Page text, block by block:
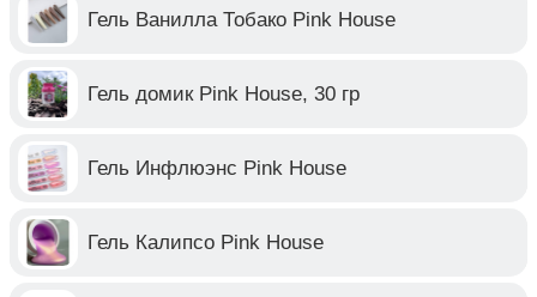
Гель Ванилла Тобако Pink House
Гель домик Pink House, 30 гр
Гель Инфлюэнс Pink House
Гель Калипсо Pink House